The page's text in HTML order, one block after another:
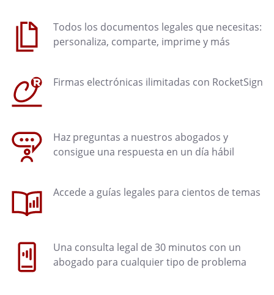
Todos los documentos legales que necesitas:
personaliza, comparte, imprime y más
Firmas electrónicas ilimitadas con RocketSign
Haz preguntas a nuestros abogados y
consigue una respuesta en un día hábil
Accede a guías legales para cientos de temas
Una consulta legal de 30 minutos con un
abogado para cualquier tipo de problema